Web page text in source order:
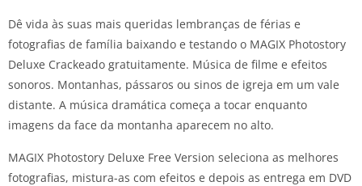
Dê vida às suas mais queridas lembranças de férias e
fotografias de família baixando e testando o MAGIX Photostory
Deluxe Crackeado gratuitamente. Música de filme e efeitos
sonoros. Montanhas, pássaros ou sinos de igreja em um vale
distante. A música dramática começa a tocar enquanto
imagens da face da montanha aparecem no alto.
MAGIX Photostory Deluxe Free Version seleciona as melhores
fotografias, mistura-as com efeitos e depois as entrega em DVD